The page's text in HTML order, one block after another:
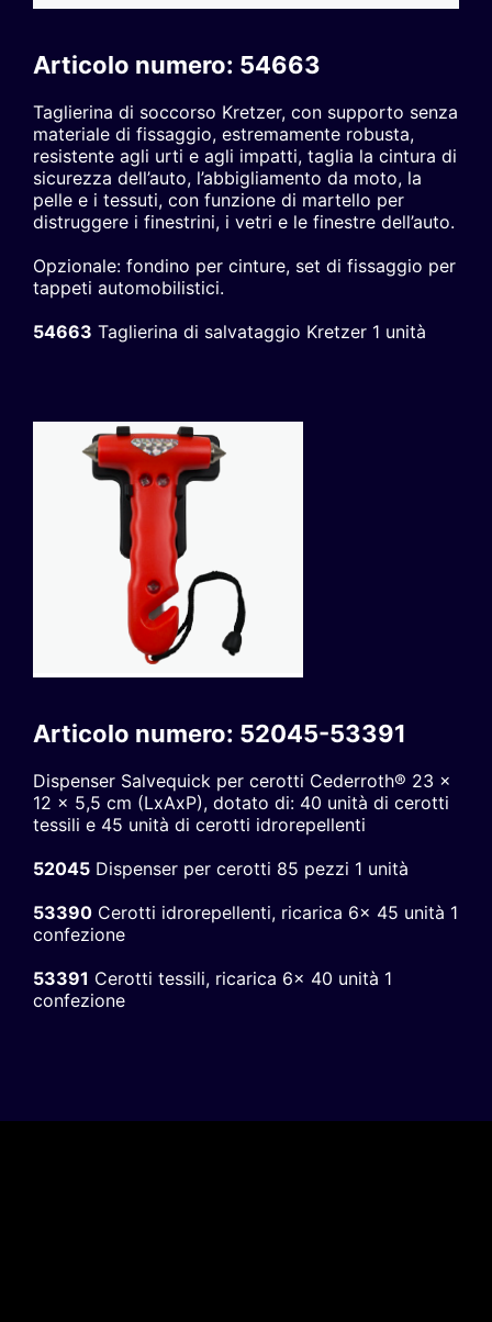
Articolo numero: 54663
Taglierina di soccorso Kretzer, con supporto senza
materiale di fissaggio, estremamente robusta,
resistente agli urti e agli impatti, taglia la cintura di
sicurezza dell’auto, l’abbigliamento da moto, la
pelle e i tessuti, con funzione di martello per
distruggere i finestrini, i vetri e le finestre dell’auto.
Opzionale: fondino per cinture, set di fissaggio per
tappeti automobilistici.
54663 Taglierina di salvataggio Kretzer 1 unità
Articolo numero: 52045-53391
Dispenser Salvequick per cerotti Cederroth® 23 x
12 x 5,5 cm (LxAxP), dotato di: 40 unità di cerotti
tessili e 45 unità di cerotti idrorepellenti
52045Dispenser per cerotti 85 pezzi 1 unità
53390Cerotti idrorepellenti, ricarica 6x 45 unità 1
confezione
53391 Cerotti tessili, ricarica 6x 40 unità 1
confezione